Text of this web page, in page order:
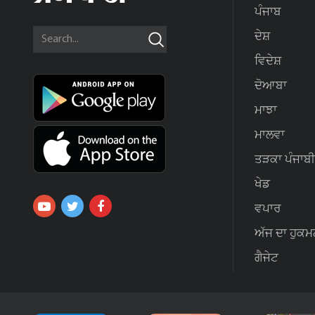
ਪੰਜਾਬ
ਦੇਸ਼
ਵਿਦੇਸ਼
ਦੋਆਬਾ
ਮਾਝਾ
ਮਾਲਵਾ
ਤੜਕਾ ਪੰਜਾਬੀ
ਖੇਡ
ਵਪਾਰ
ਅੱਜ ਦਾ
ਗੈਜੇਟ